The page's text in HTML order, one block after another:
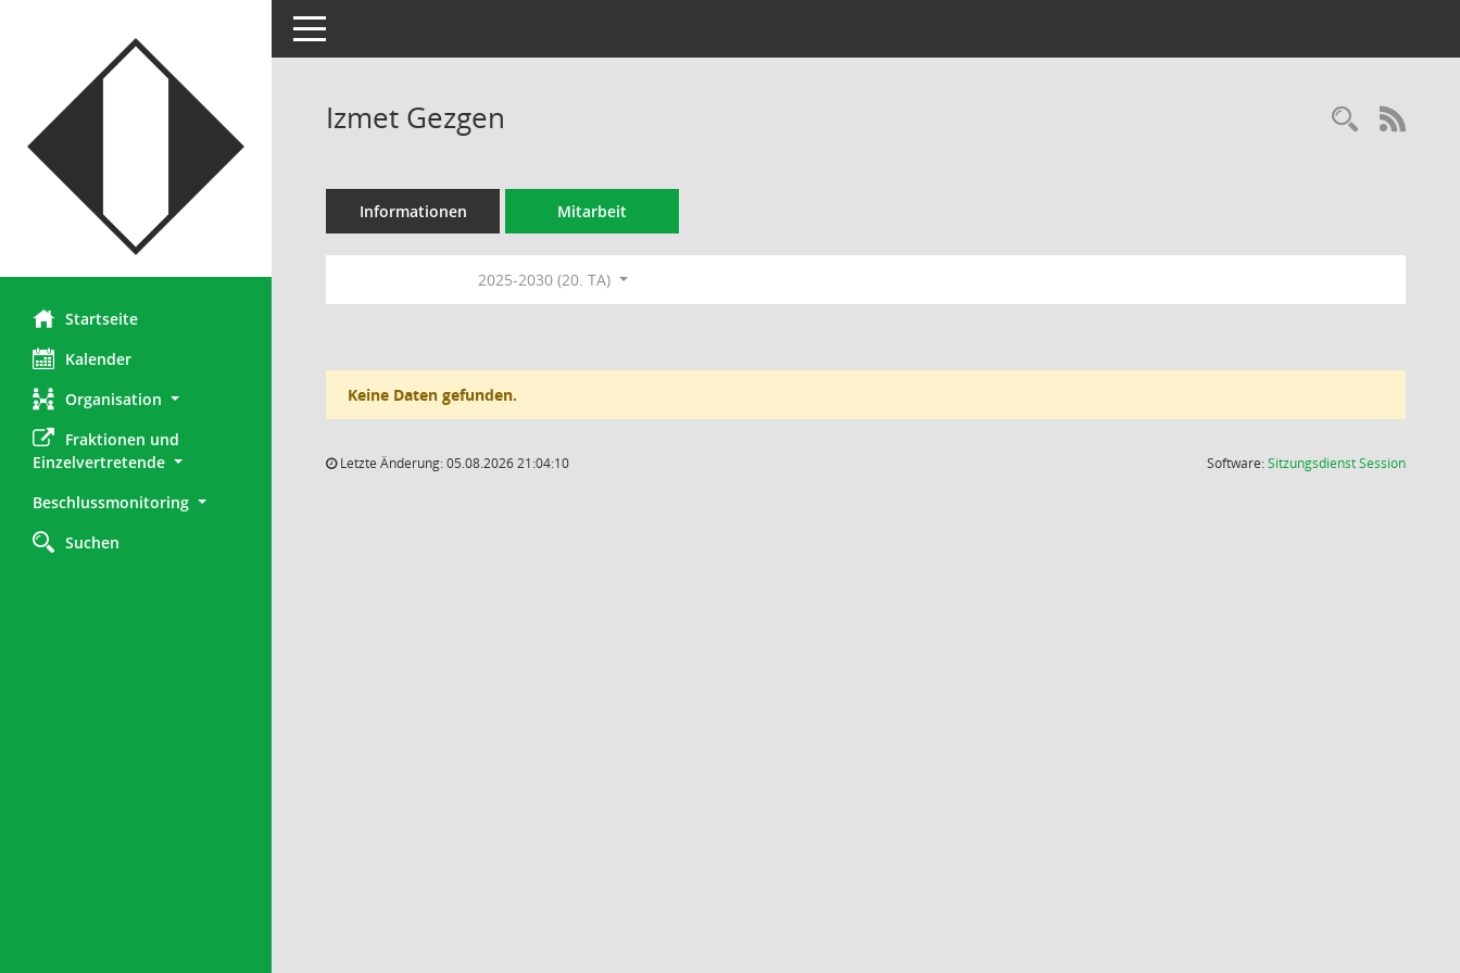
Startseite
Kalender
Organisation
Fraktionen und
Einzelvertretende
Beschlussmonitoring
Suchen
Toggle navigation
Izmet Gezgen
Informationen Mitarbeit
2025-2030 (20. TA)
Keine Daten gefunden.
Letzte Änderung: 05.08.2026 21:04:10 Software:SitzungsdienstSession(Wird in